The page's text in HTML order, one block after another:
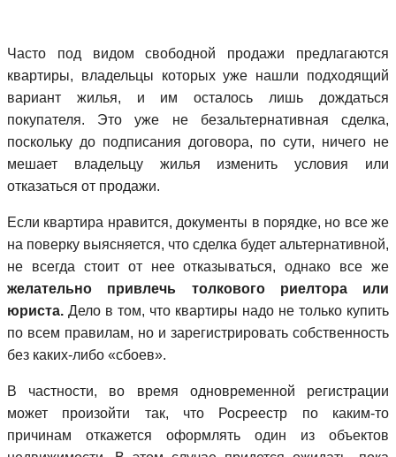
Часто под видом свободной продажи предлагаются
квартиры, владельцы которых уже нашли подходящий
вариант жилья, и им осталось лишь дождаться
покупателя. Это уже не безальтернативная сделка,
поскольку до подписания договора, по сути, ничего не
мешает владельцу жилья изменить условия или
отказаться от продажи.
Если квартира нравится, документы в порядке, но все же
на поверку выясняется, что сделка будет альтернативной,
не всегда стоит от нее отказываться, однако все же
желательно привлечь толкового риелтора или
юриста. Дело в том, что квартиры надо не только купить
по всем правилам, но и зарегистрировать собственность
без каких-либо «сбоев».
В частности, во время одновременной регистрации
может произойти так, что Росреестр по каким-то
причинам откажется оформлять один из объектов